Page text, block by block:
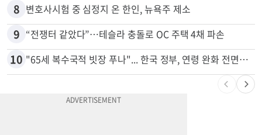
8 변호사시험 중 심정지 온 한인, 뉴욕주 제소
9 “전쟁터 같았다”…테슬라 충돌로 OC 주택 4채 파손
10 "65세 복수국적 빗장 푸나"... 한국 정부, 연령 완화 전면 추진